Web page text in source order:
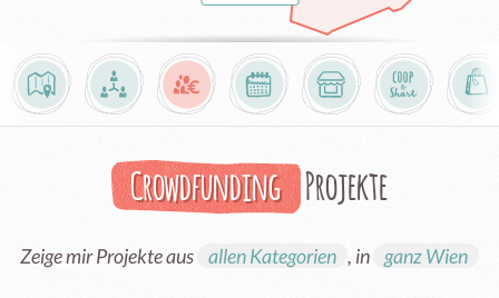
Crowdfunding Projekte
Zeige mir Projekte aus allen Kategorien , in ganz Wien